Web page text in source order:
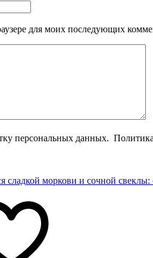
для моих последующих
персональных данных.
сладкой моркови и сочной